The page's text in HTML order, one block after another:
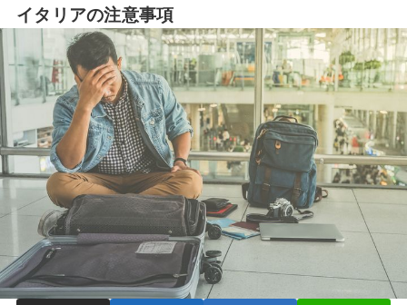
イタリアの注意事項